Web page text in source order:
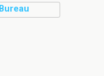
Bureau